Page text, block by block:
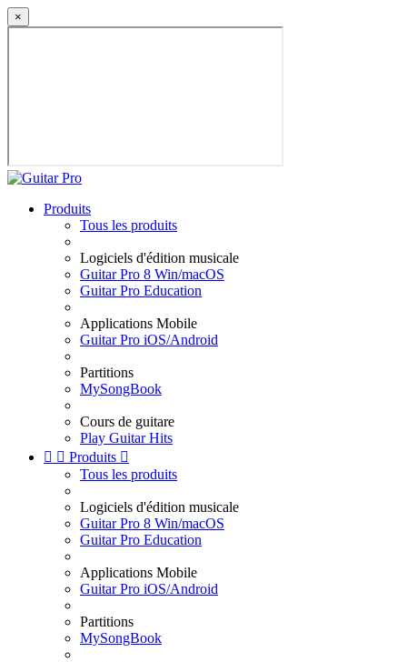
×
Produits
Tous les produits
Logiciels d'édition musicale
Guitar Pro 8 Win/macOS
Guitar Pro Education
Applications Mobile
Guitar Pro iOS/Android
Partitions
MySongBook
Cours de guitare
Play Guitar Hits
  Produits 
Tous les produits
Logiciels d'édition musicale
Guitar Pro 8 Win/macOS
Guitar Pro Education
Applications Mobile
Guitar Pro iOS/Android
Partitions
MySongBook